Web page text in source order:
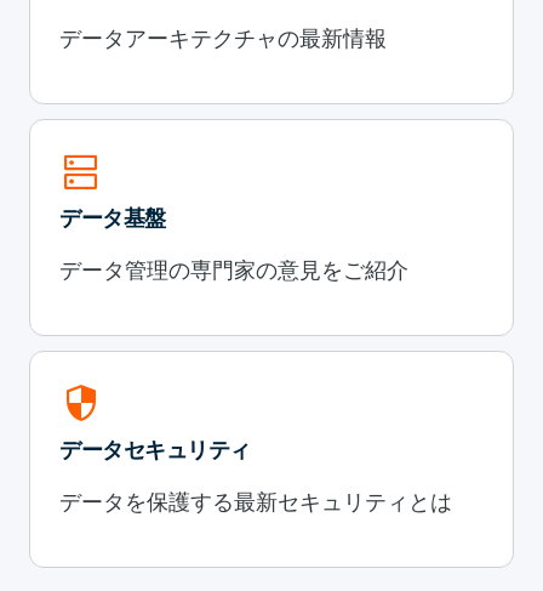
データアーキテクチャの最新情報
dns
データ基盤
データ管理の専門家の意見をご紹介
security
データセキュリティ
データを保護する最新セキュリティとは